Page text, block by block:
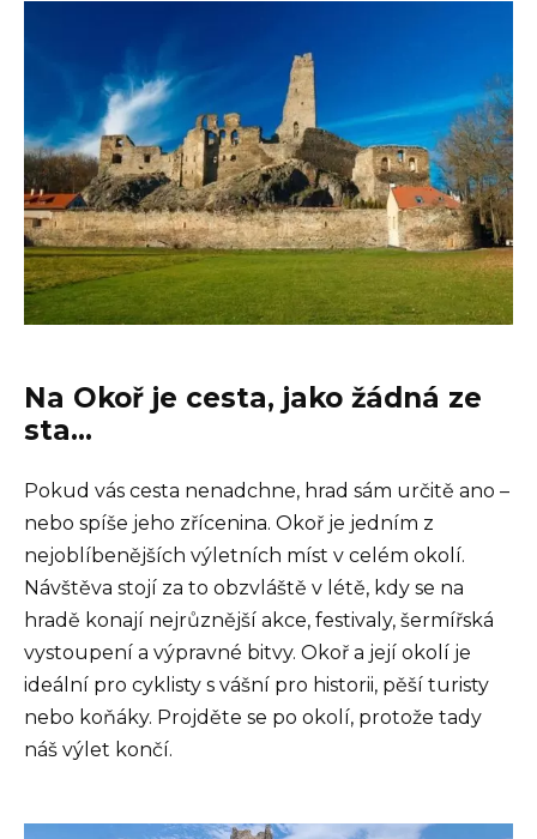
Na Okoř je cesta, jako žádná ze
sta…
Pokud vás cesta nenadchne, hrad sám určitě ano –
nebo spíše jeho zřícenina. Okoř je jedním z
nejoblíbenějších výletních míst v celém okolí.
Návštěva stojí za to obzvláště v létě, kdy se na
hradě konají nejrůznější akce, festivaly, šermířská
vystoupení a výpravné bitvy. Okoř a její okolí je
ideální pro cyklisty s vášní pro historii, pěší turisty
nebo koňáky. Projděte se po okolí, protože tady
náš výlet končí.